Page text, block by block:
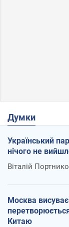
Думки
Український
нічого не
Віталій
Москва
Китаю